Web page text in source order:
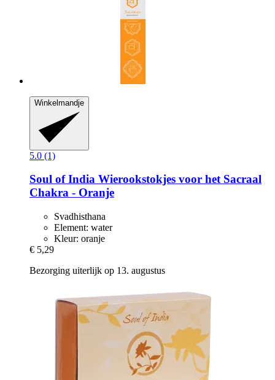
Winkelmandje
5.0 (1)
Soul of India Wierookstokjes voor het Sacraal
Chakra -​ Oranje
Svadhisthana
Element: water
Kleur: oranje
€ 5,29
Bezorging uiterlijk op 13. augustus